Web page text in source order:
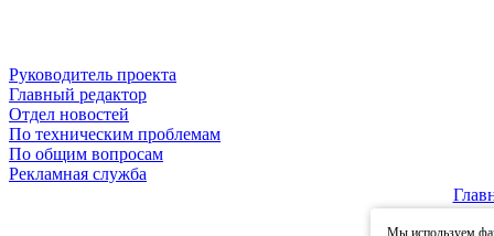
Руководитель проекта
Главный редактор
Отдел новостей
По техническим проблемам
По общим вопросам
Рекламная служба
Мы используем